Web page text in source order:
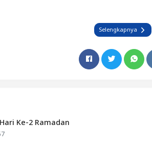
Selengkapnya
Ke-2 Ramadan